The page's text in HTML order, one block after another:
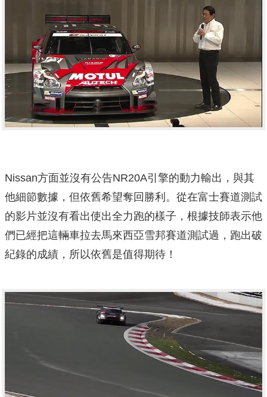
Nissan方面並沒有公告NR20A引擎的動力輸出，與其
他細節數據，但依舊希望奪回勝利。從在富士賽道測試
的影片並沒有看出使出全力跑的樣子，根據技師表示他
們已經把這輛車拉去馬來西亞雪邦賽道測試過，跑出破
紀錄的成績，所以依舊是值得期待！